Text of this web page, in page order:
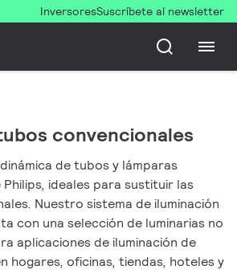
InversoresSuscríbete al newsletter
convencionales
de tubos y lámparas
ideales para sustituir las
Nuestro sistema de iluminación
con una selección de luminarias no
aplicaciones de iluminación de
hogares, oficinas, tiendas, hoteles y